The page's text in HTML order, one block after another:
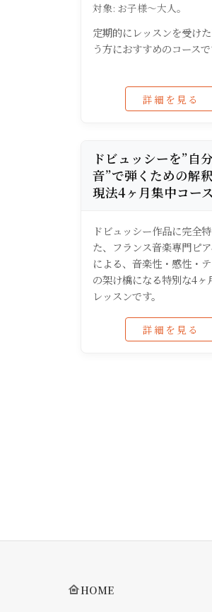
対象: お子様〜大人。
定期的にレッスンを受け
う方におすすめのコースで
詳細を見る
ドビュッシーを”自
音”で弾くための解
現法4ヶ月集中コース
ドビュッシー作品に完全
た、フランス音楽専門ピ
による、音楽性・感性・
の架け橋になる特別な4ヶ
レッスンです。
詳細を見る
HOME